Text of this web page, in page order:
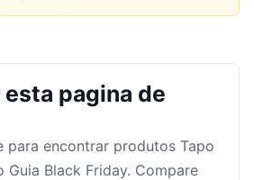
pagina de
para encontrar produtos Tapo
Guia Black Friday. Compare